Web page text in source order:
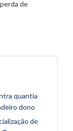
de
quantia
dono
de